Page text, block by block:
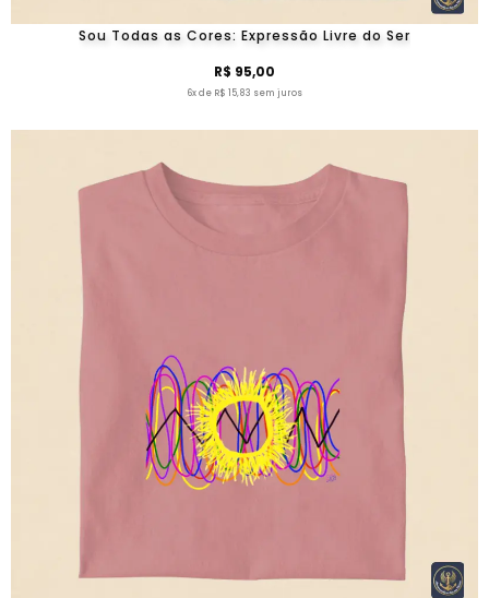
Sou Todas as Cores: Expressão Livre do Ser
R$ 95,00
6x de R$ 15,83 sem juros